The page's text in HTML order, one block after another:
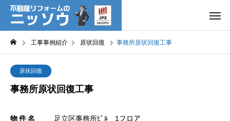
工事事例紹介 原状回復 事務所原状回復工事
原状回復
事務所原状回復工事
物件名 足立区事務所ﾋﾞﾙ 1フロア